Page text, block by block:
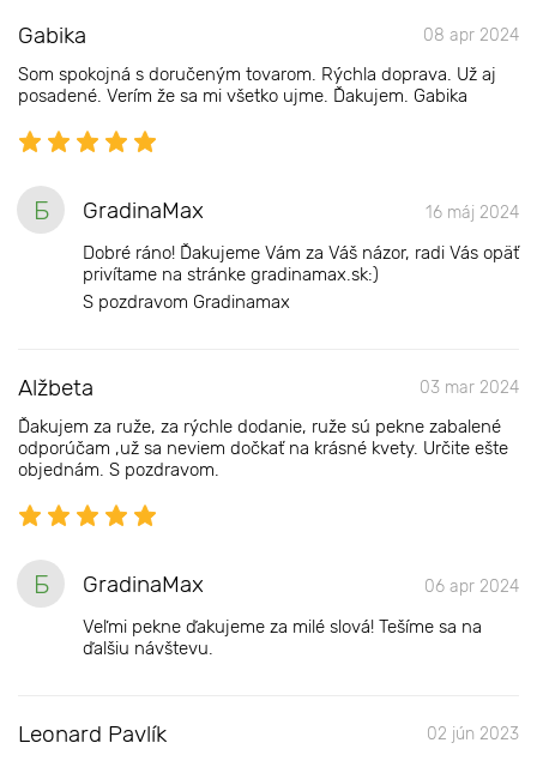
Gabika 08 apr 2024
Som spokojná s doručeným tovarom. Rýchla doprava. Už aj
posadené. Verím že sa mi všetko ujme. Ďakujem. Gabika
Б GradinaMax 16 máj 2024
Dobré ráno! Ďakujeme Vám za Váš názor, radi Vás opäť
privítame na stránke gradinamax.sk:)
S pozdravom Gradinamax
Alžbeta 03 mar 2024
Ďakujem za ruže, za rýchle dodanie, ruže sú pekne zabalené
odporúčam ,už sa neviem dočkať na krásné kvety. Určite ešte
objednám. S pozdravom.
Б GradinaMax 06 apr 2024
Veľmi pekne ďakujeme za milé slová! Tešíme sa na
ďalšiu návštevu.
Leonard Pavlík 02 jún 2023